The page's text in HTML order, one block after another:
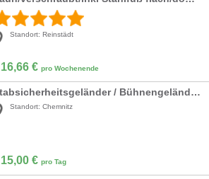
Standort: Reinstädt
16,66 € pro Wochenende
Stabsicherheitsgeländer / Bühnengeländer für Nivtec höhe 110cm breite 185cm
Standort: Chemnitz
15,00 € pro Tag